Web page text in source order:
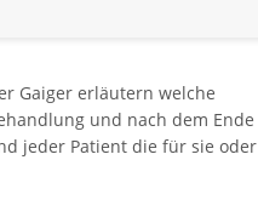
Gaiger erläutern welche
und nach dem Ende
jeder Patient die für sie oder